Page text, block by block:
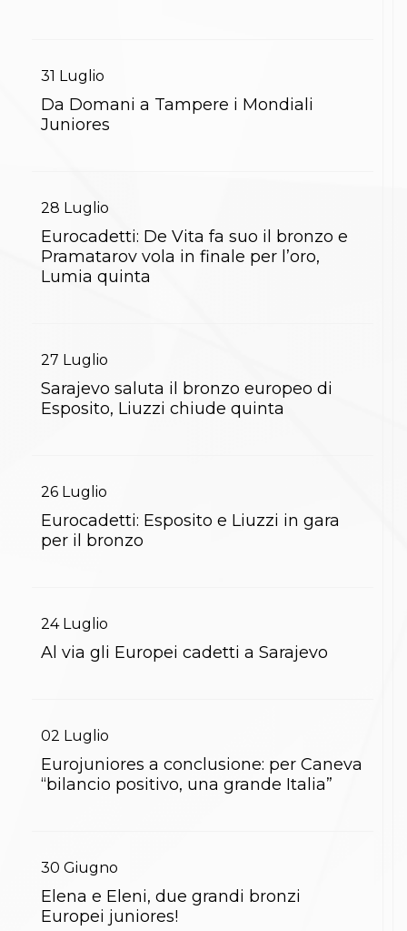
Webinar
Edutraining class - Didattica infantile
Corso Direttore di Gara
Abilitazioni
Sportello Fiscale
Documenti
31 Luglio
Da Domani a Tampere i Mondiali
Juniores
28 Luglio
Eurocadetti: De Vita fa suo il bronzo e
Pramatarov vola in finale per l’oro,
Lumia quinta
27 Luglio
Sarajevo saluta il bronzo europeo di
Esposito, Liuzzi chiude quinta
26 Luglio
Eurocadetti: Esposito e Liuzzi in gara
per il bronzo
24 Luglio
Al via gli Europei cadetti a Sarajevo
02 Luglio
Eurojuniores a conclusione: per Caneva
“bilancio positivo, una grande Italia”
30 Giugno
Elena e Eleni, due grandi bronzi
Europei juniores!